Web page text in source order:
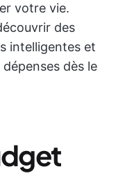
votre vie.
des
intelligentes et
dès le